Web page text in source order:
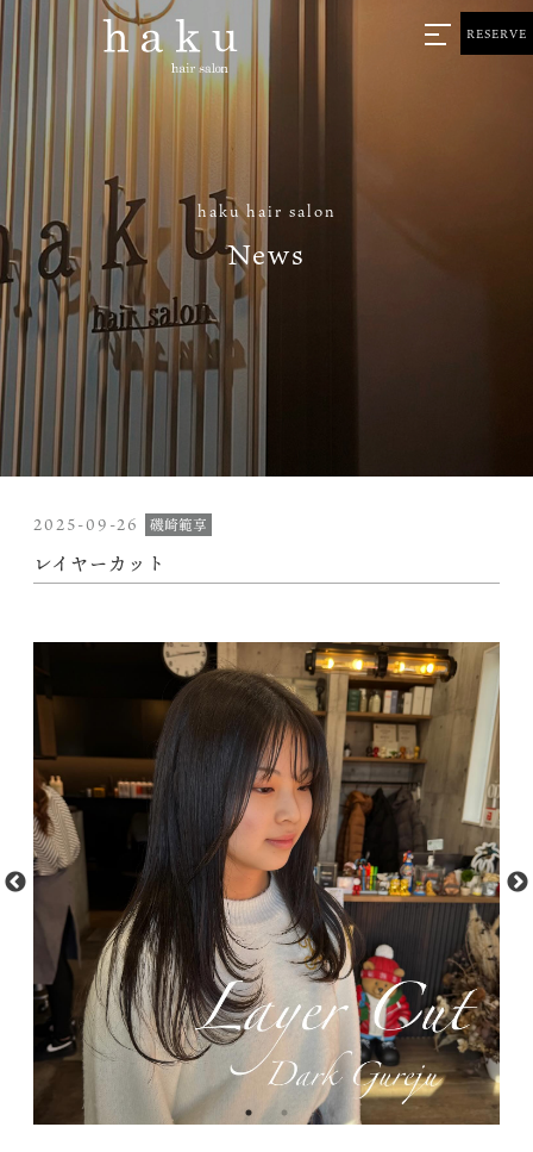
haku hair salon
News
RESERVE
2025-09-26 磯崎範享
レイヤーカット